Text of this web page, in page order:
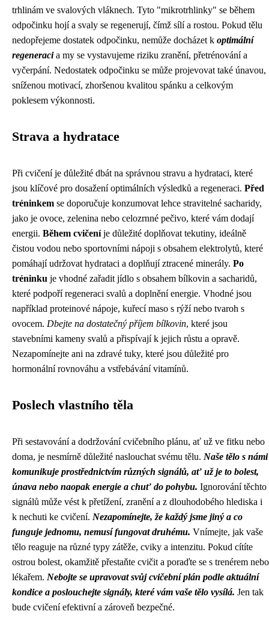
trhlinám ve svalových vláknech. Tyto "mikrotrhlinky" se během
odpočinku hojí a svaly se regenerují, čímž sílí a rostou. Pokud tělu
nedopřejeme dostatek odpočinku, nemůže docházet k optimální
regeneracia my se vystavujeme riziku zranění, přetrénování a
vyčerpání. Nedostatek odpočinku se může projevovat také únavou,
sníženou motivací, zhoršenou kvalitou spánku a celkovým
poklesem výkonnosti.
Strava a hydratace
Při cvičení je důležité dbát na správnou stravu a hydrataci, které
jsou klíčové pro dosažení optimálních výsledků a regeneraci. Před
tréninkem se doporučuje konzumovat lehce stravitelné sacharidy,
jako je ovoce, zelenina nebo celozrnné pečivo, které vám dodají
energii. Během cvičeníje důležité doplňovat tekutiny, ideálně
čistou vodou nebo sportovními nápoji s obsahem elektrolytů, které
pomáhají udržovat hydrataci a doplňují ztracené minerály. Po
tréninku je vhodné zařadit jídlo s obsahem bílkovin a sacharidů,
které podpoří regeneraci svalů a doplnění energie. Vhodné jsou
například proteinové nápoje, kuřecí maso s rýží nebo tvaroh s
ovocem. Dbejte na dostatečný příjem bílkovin, které jsou
stavebními kameny svalů a přispívají k jejich růstu a opravě.
Nezapomínejte ani na zdravé tuky, které jsou důležité pro
hormonální rovnováhu a vstřebávání vitamínů.
Poslech vlastního těla
Při sestavování a dodržování cvičebního plánu, ať už ve fitku nebo
doma, je nesmírně důležité naslouchat svému tělu. Naše tělo s námi
komunikuje prostřednictvím různých signálů, ať už je to bolest,
únava nebo naopak energie a chuť do pohybu. Ignorování těchto
signálů může vést k přetížení, zranění a z dlouhodobého hlediska i
k nechuti ke cvičení. Nezapomínejte, že každý jsme jiný a co
funguje jednomu, nemusí fungovat druhému. Vnímejte, jak vaše
tělo reaguje na různé typy zátěže, cviky a intenzitu. Pokud cítíte
ostrou bolest, okamžitě přestaňte cvičit a poraďte se s trenérem nebo
lékařem. Nebojte se upravovat svůj cvičební plán podle aktuální
kondice a poslouchejte signály, které vám vaše tělo vysílá. Jen tak
bude cvičení efektivní a zároveň bezpečné.